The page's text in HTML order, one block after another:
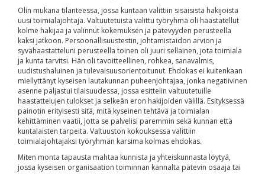
Olin mukana tilanteessa, jossa kuntaan valittiin sisäisistä hakijoista
uusi toimialajohtaja. Valtuutetuista valittu työryhmä oli haastatellut
kolme hakijaa ja valinnut kokemuksen ja pätevyyden perusteella
kaksi jatkoon. Persoonallisuustestin, johtamistaidon arvion ja
syvähaastatteluni perusteella toinen oli juuri sellainen, jota toimiala
ja kunta tarvitsi. Hän oli tavoitteellinen, rohkea, sanavalmis,
uudistushaluinen ja tulevaisuusorientoitunut. Ehdokas ei kuitenkaan
miellyttänyt kyseisen lautakunnan puheenjohtajaa, jonka negatiivinen
asenne paljastui tilaisuudessa, jossa esittelin valtuutetuille
haastattelujen tulokset ja selkeän eron hakijoiden välillä. Esityksessä
painotin erityisesti sitä, mitä kyseinen tehtävä ja toimialan
kehittäminen vaatii, jotta se palvelisi paremmin sekä kunnan että
kuntalaisten tarpeita. Valtuuston kokouksessa valittiin
toimialajohtajaksi työryhmän karsima kolmas ehdokas.
Miten monta tapausta mahtaa kunnista ja yhteiskunnasta löytyä,
jossa kyseisen organisaation toiminnan kannalta pätevin osaaja tai